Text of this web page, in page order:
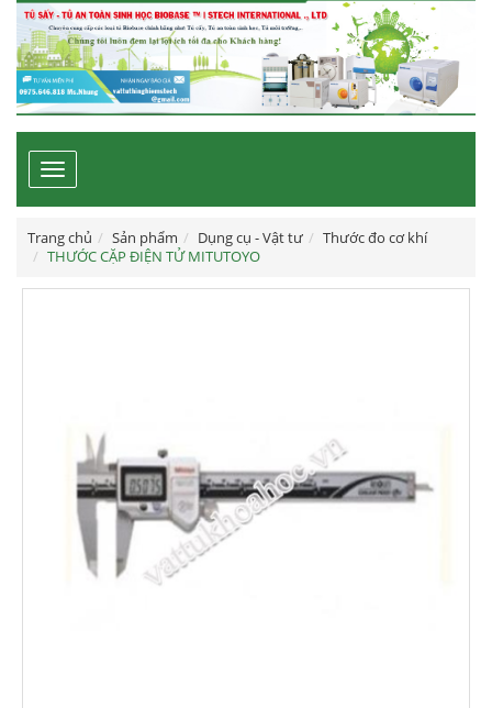
Toggle
navigation
Trang chủ Sản phẩm Dụng cụ - Vật tư
Thước đo cơ khí
THƯỚC CẶP ĐIỆN TỬ MITUTOYO